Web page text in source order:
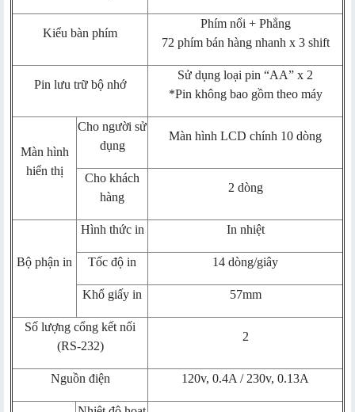
Kiểu bàn phím
Phím nổi + Phẳng
72 phím bán hàng nhanh x 3 shift
Pin lưu trữ bộ nhớ
Sử dụng loại pin “AA” x 2
*Pin không bao gồm theo máy
Màn hình
hiển thị
Cho người sử
dụng
Màn hình LCD chính 10 dòng
Cho khách
hàng
2 dòng
Bộ phận in
Hình thức in In nhiệt
Tốc độ in 14 dòng/giây
Khổ giấy in 57mm
Số lượng cổng kết nối
(RS-232)
2
Nguồn điện 120v, 0.4A / 230v, 0.13A